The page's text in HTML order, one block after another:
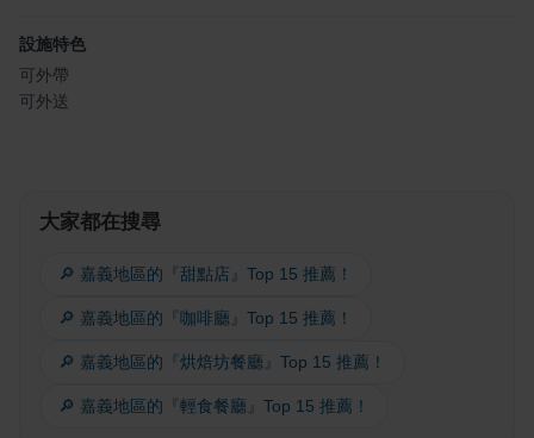
設施特色
可外帶
可外送
大家都在搜尋
🔎 嘉義地區的『甜點店』Top 15 推薦！
🔎 嘉義地區的『咖啡廳』Top 15 推薦！
🔎 嘉義地區的『烘焙坊餐廳』Top 15 推薦！
🔎 嘉義地區的『輕食餐廳』Top 15 推薦！